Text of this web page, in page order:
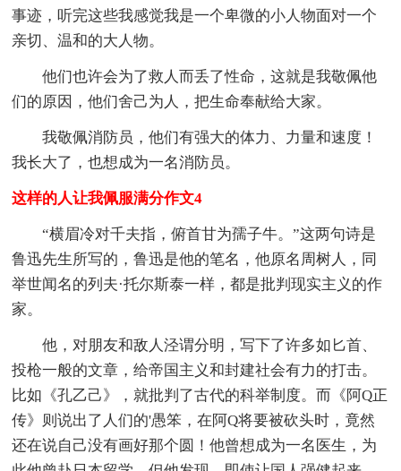
事迹，听完这些我感觉我是一个卑微的小人物面对一个
亲切、温和的大人物。
他们也许会为了救人而丢了性命，这就是我敬佩他
们的原因，他们舍己为人，把生命奉献给大家。
我敬佩消防员，他们有强大的体力、力量和速度！
我长大了，也想成为一名消防员。
这样的人让我佩服满分作文4
“横眉冷对千夫指，俯首甘为孺子牛。”这两句诗是
鲁迅先生所写的，鲁迅是他的笔名，他原名周树人，同
举世闻名的列夫·托尔斯泰一样，都是批判现实主义的作
家。
他，对朋友和敌人泾谓分明，写下了许多如匕首、
投枪一般的文章，给帝国主义和封建社会有力的打击。
比如《孔乙己》，就批判了古代的科举制度。而《阿Q正
传》则说出了人们的'愚笨，在阿Q将要被砍头时，竟然
还在说自己没有画好那个圆！他曾想成为一名医生，为